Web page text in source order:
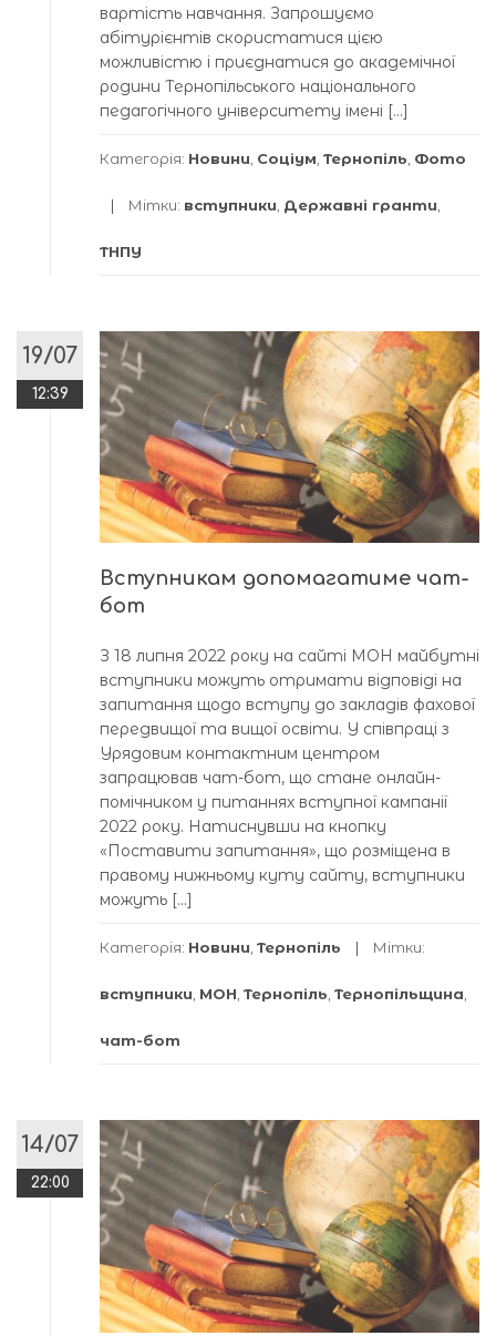
вартість навчання. Запрошуємо
абітурієнтів скористатися цією
можливістю і приєднатися до академічної
родини Тернопільського національного
педагогічного університету імені […]
Категорія: Новини Соціум Тернопіль Фото
Мітки: вступники Державні гранти
ТНПУ
19/07
12:39
Вступникам допомагатиме чат-
бот
З 18 липня 2022 року на сайті МОН майбутні
вступники можуть отримати відповіді на
запитання щодо вступу до закладів фахової
передвищої та вищої освіти. У співпраці з
Урядовим контактним центром
запрацював чат-бот, що стане онлайн-
помічником у питаннях вступної кампанії
2022 року. Натиснувши на кнопку
«Поставити запитання», що розміщена в
правому нижньому куту сайту, вступники
можуть […]
Категорія: Новини Тернопіль Мітки:
вступники МОН Тернопіль Тернопільщина
чат-бот
14/07
22:00